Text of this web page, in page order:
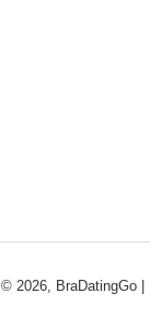
© 2026, BraDatingGo |